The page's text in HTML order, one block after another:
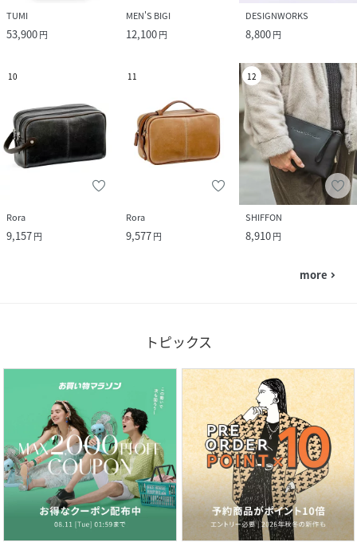
TUMI
53,900円
MEN'S BIGI
12,100円
DESIGNWORKS
8,800円
10
Rora
9,157円
11
Rora
9,577円
12
SHIFFON
8,910円
more navigate_next
トピックス